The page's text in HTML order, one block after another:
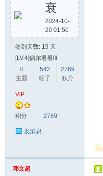
衰
2024-10-
20 01:50
签到天数: 19 天
[LV.4]偶尔看看III
0
主题
542
帖子
2769
积分
VIP
积分 2769
发消息
邓文超